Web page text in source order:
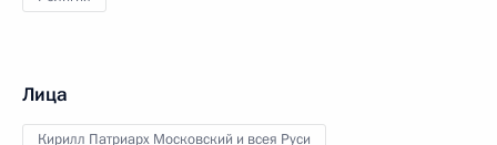
Лица
Кирилл Патриарх Московский и всея Руси